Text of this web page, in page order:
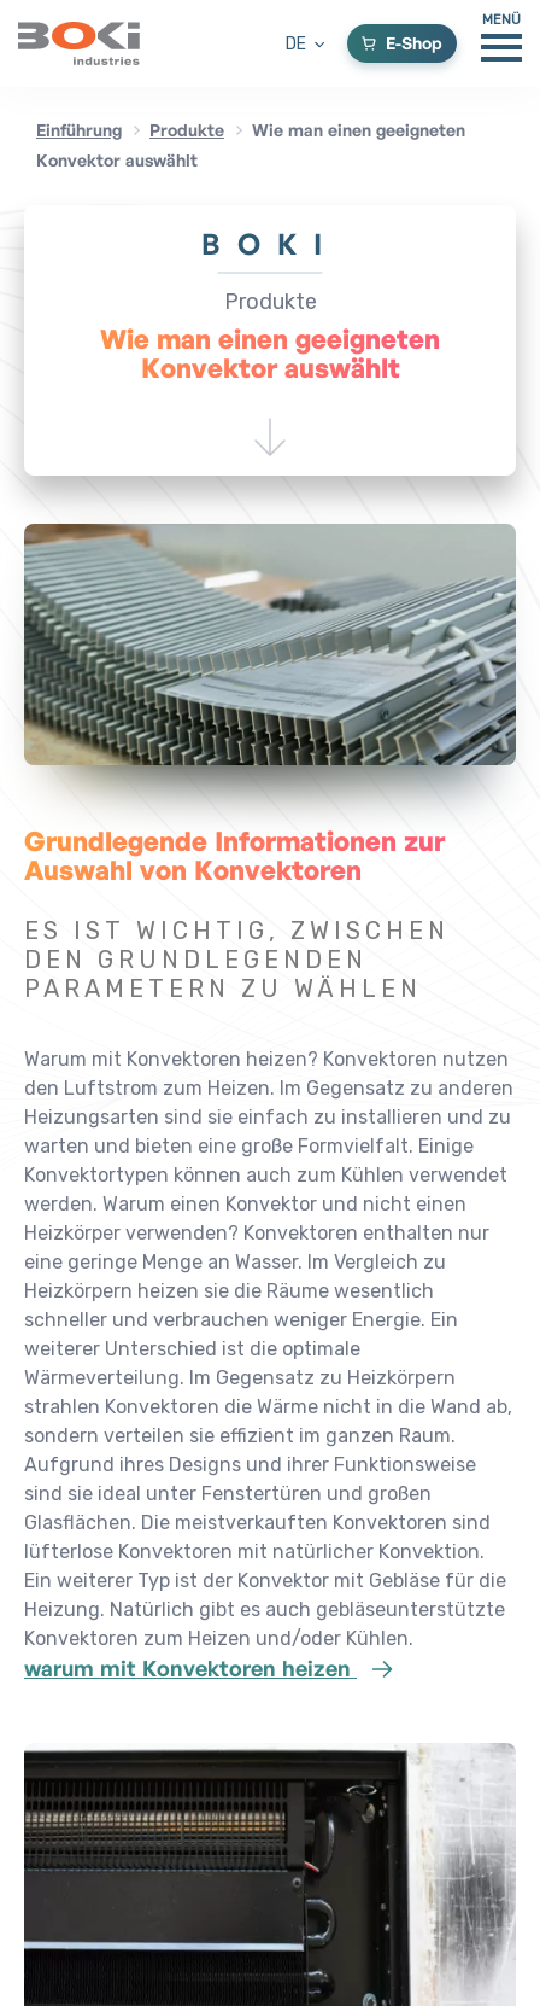
DE E-Shop
MENÜ
Einführung Produkte
Wie man einen geeigneten
Konvektor auswählt
BOKI
Produkte
Wie man einen geeigneten
Konvektor auswählt
Grundlegende Informationen zur
Auswahl von Konvektoren
ES IST WICHTIG, ZWISCHEN
DEN GRUNDLEGENDEN
PARAMETERN ZU WÄHLEN
Warum mit Konvektoren heizen? Konvektoren nutzen
den Luftstrom zum Heizen. Im Gegensatz zu anderen
Heizungsarten sind sie einfach zu installieren und zu
warten und bieten eine große Formvielfalt. Einige
Konvektortypen können auch zum Kühlen verwendet
werden. Warum einen Konvektor und nicht einen
Heizkörper verwenden? Konvektoren enthalten nur
eine geringe Menge an Wasser. Im Vergleich zu
Heizkörpern heizen sie die Räume wesentlich
schneller und verbrauchen weniger Energie. Ein
weiterer Unterschied ist die optimale
Wärmeverteilung. Im Gegensatz zu Heizkörpern
strahlen Konvektoren die Wärme nicht in die Wand ab,
sondern verteilen sie effizient im ganzen Raum.
Aufgrund ihres Designs und ihrer Funktionsweise
sind sie ideal unter Fenstertüren und großen
Glasflächen. Die meistverkauften Konvektoren sind
lüfterlose Konvektoren mit natürlicher Konvektion.
Ein weiterer Typ ist der Konvektor mit Gebläse für die
Heizung. Natürlich gibt es auch gebläseunterstützte
Konvektoren zum Heizen und/oder Kühlen.
warum mit Konvektoren heizen